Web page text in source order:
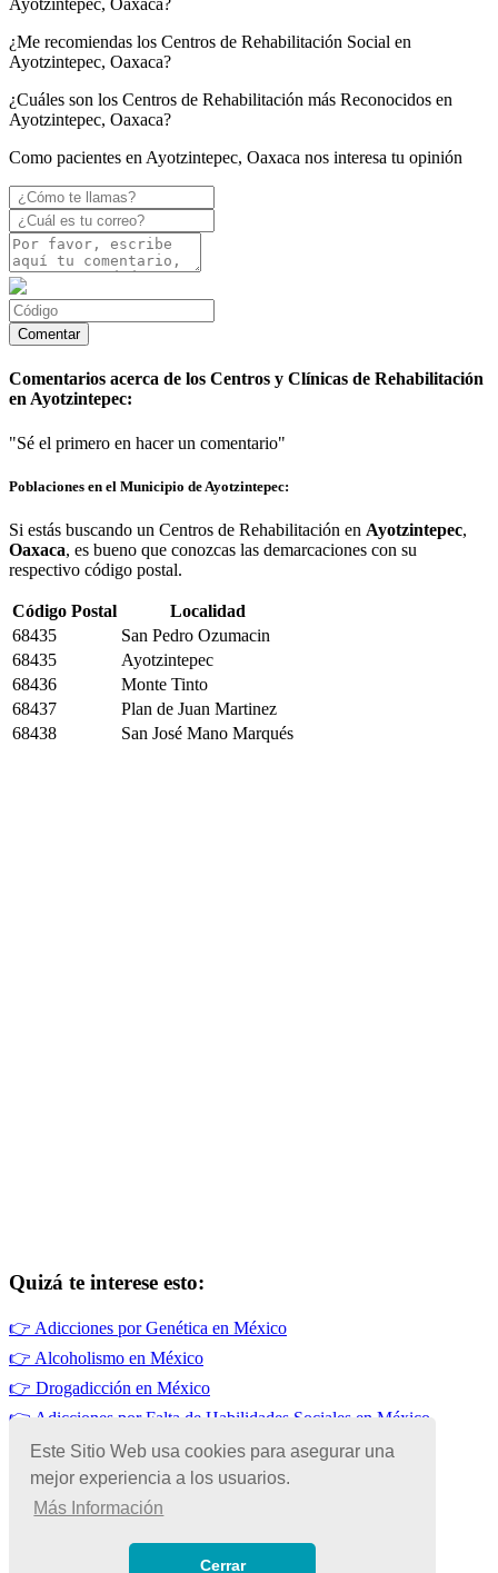
Este Sitio Web usa cookies para asegurar una
mejor experiencia a los usuarios.
Más Información
Cerrar
Ayotzintepec, Oaxaca?
¿Me recomiendas los Centros de Rehabilitación Social en
Ayotzintepec, Oaxaca?
¿Cuáles son los Centros de Rehabilitación más Reconocidos en
Ayotzintepec, Oaxaca?
Como pacientes en Ayotzintepec, Oaxaca nos interesa tu opinión
Comentarios acerca de los Centros y Clínicas de Rehabilitación
en Ayotzintepec:
"Sé el primero en hacer un comentario"
Poblaciones en el Municipio de Ayotzintepec:
Si estás buscando un Centros de Rehabilitación en Ayotzintepec,
Oaxaca, es bueno que conozcas las demarcaciones con su
respectivo código postal.
Código Postal
Localidad
68435
San Pedro Ozumacin
68435
Ayotzintepec
68436
Monte Tinto
68437
Plan de Juan Martinez
68438
San José Mano Marqués
Quizá te interese esto:
👉 Adicciones por Genética en México
👉 Alcoholismo en México
👉 Drogadicción en México
👉 Adicciones por Falta de Habilidades Sociales en México
👉Adicciones por Enfermedades Mentales en México
👉Adicciones por Alivio del Estrés
© Copyright 2026 | Todos los Derechos Reservados